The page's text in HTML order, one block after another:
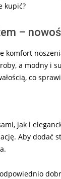
kupić?
–
komfort
a modny i
co
jak i
Aby dodać